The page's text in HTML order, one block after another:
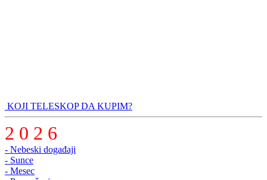
KOJI TELESKOP DA KUPIM?
2 0 2 6
- Nebeski događaji
- Sunce
- Mesec